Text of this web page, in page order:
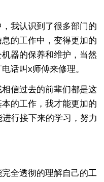
我认识到了很多部门的
的工作中，变得更加的
器的保养和维护，当然
话叫x师傅来修理。
信过去的前辈们都是这
的工作，我才能更加的
行接下来的学习，努力
全透彻的理解自己的工